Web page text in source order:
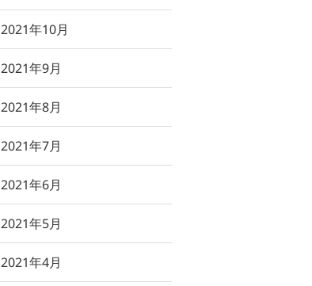
2021年10月
2021年9月
2021年8月
2021年7月
2021年6月
2021年5月
2021年4月